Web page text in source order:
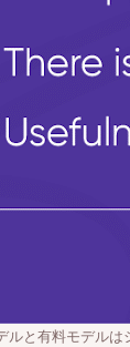
ルと有料モデル